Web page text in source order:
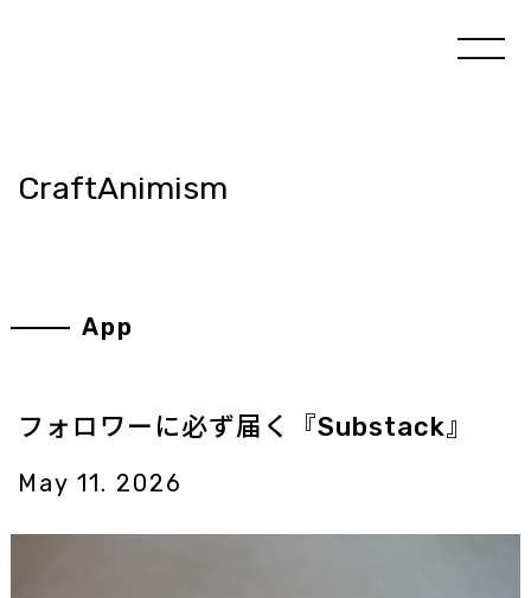
CraftAnimism
App
フォロワーに必ず届く『Substack』
May 11. 2026